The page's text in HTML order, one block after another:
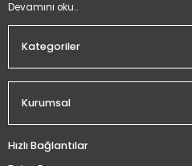
Devamını oku..
Kategoriler
Kurumsal
Hızlı Bağlantılar